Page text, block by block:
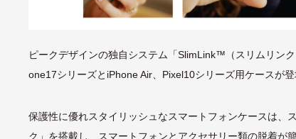
ピークデザインの独自システム「SlimLink™（スリムリン
one17シリーズとiPhone Air、Pixel10シリーズ用ケースが登
保護性に優れスタイリッシュなスマートフォンケースは、
ク」を搭載し、スマートフォンとアクセサリー類の脱着が